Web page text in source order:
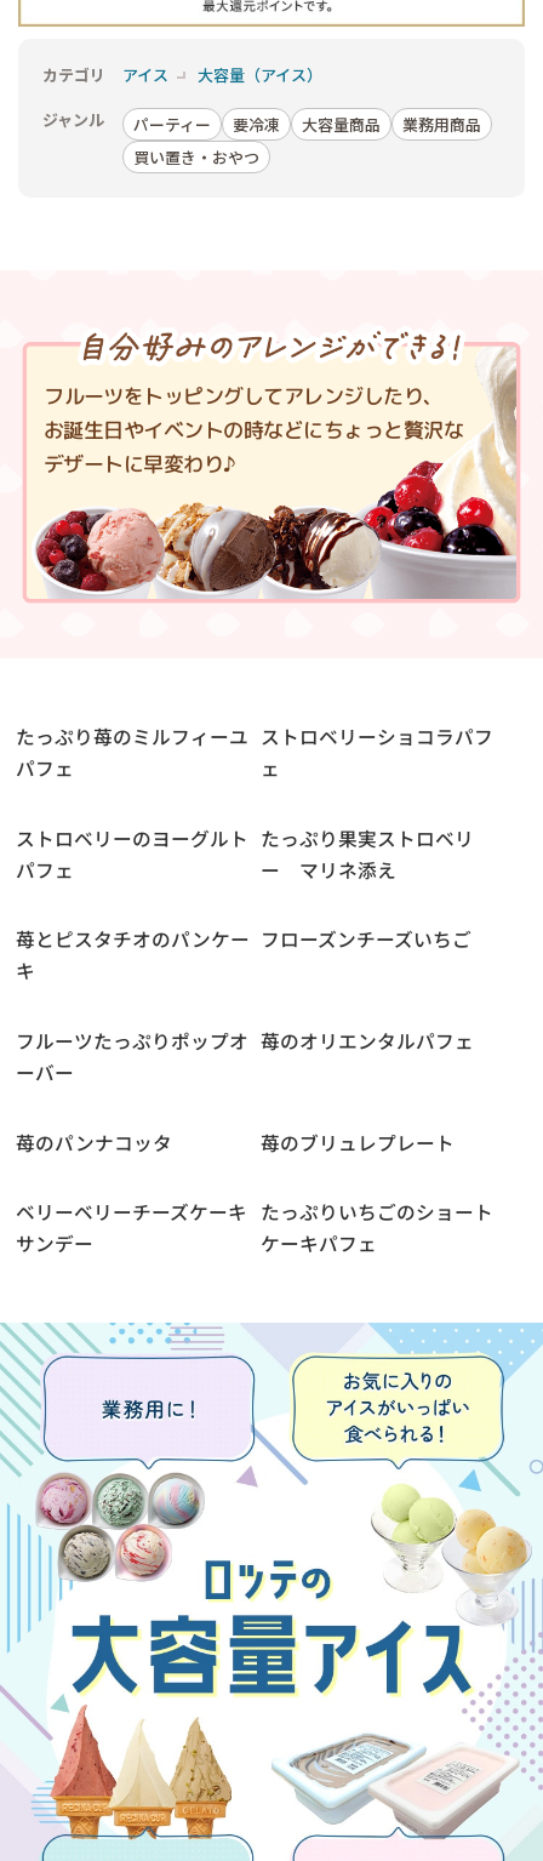
カテゴリ アイス
大容量（アイス）
ジャンル
パーティー 要冷凍 大容量商品
業務用商品
買い置き・おやつ
フルーツをトッピングしてアレンジしたり、
お誕生日やイベントの時などにちょっと贅沢な
デザートに早変わり♪
たっぷり苺のミルフィーユ
パフェ
ストロベリーショコラパフ
ェ
ストロベリーのヨーグルト
パフェ
たっぷり果実ストロベリ
ー マリネ添え
苺とピスタチオのパンケー
キ
フローズンチーズいちご
フルーツたっぷりポップオ
ーバー
苺のオリエンタルパフェ
苺のパンナコッタ 苺のブリュレプレート
ベリーベリーチーズケーキ
サンデー
たっぷりいちごのショート
ケーキパフェ